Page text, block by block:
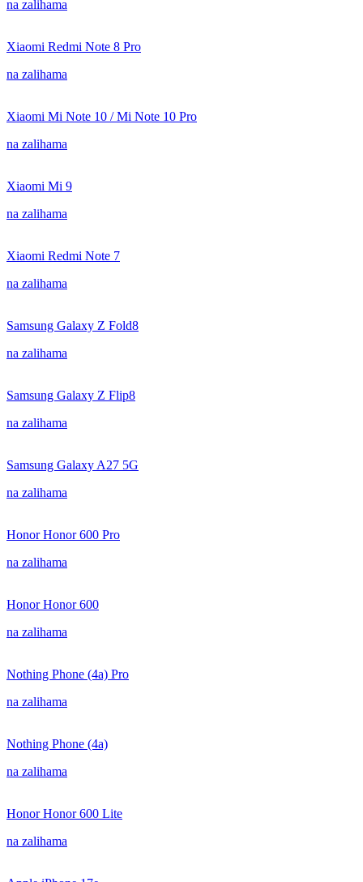
na zalihama
Xiaomi Redmi Note 8 Pro
na zalihama
Xiaomi Mi Note 10 / Mi Note 10 Pro
na zalihama
Xiaomi Mi 9
na zalihama
Xiaomi Redmi Note 7
na zalihama
Samsung Galaxy Z Fold8
na zalihama
Samsung Galaxy Z Flip8
na zalihama
Samsung Galaxy A27 5G
na zalihama
Honor Honor 600 Pro
na zalihama
Honor Honor 600
na zalihama
Nothing Phone (4a) Pro
na zalihama
Nothing Phone (4a)
na zalihama
Honor Honor 600 Lite
na zalihama